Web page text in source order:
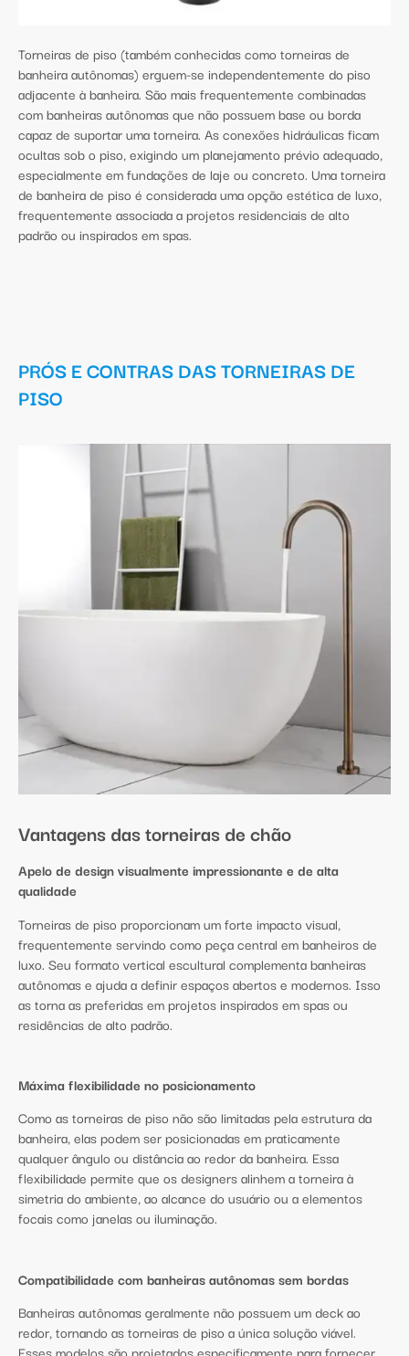
Torneiras de piso (também conhecidas como torneiras de
banheira autônomas) erguem-se independentemente do piso
adjacente à banheira. São mais frequentemente combinadas
com banheiras autônomas que não possuem base ou borda
capaz de suportar uma torneira. As conexões hidráulicas ficam
ocultas sob o piso, exigindo um planejamento prévio adequado,
especialmente em fundações de laje ou concreto. Uma torneira
de banheira de piso é considerada uma opção estética de luxo,
frequentemente associada a projetos residenciais de alto
padrão ou inspirados em spas.
PRÓS E CONTRAS DAS TORNEIRAS DE
PISO
Vantagens das torneiras de chão
Apelo de design visualmente impressionante e de alta
qualidade
Torneiras de piso proporcionam um forte impacto visual,
frequentemente servindo como peça central em banheiros de
luxo. Seu formato vertical escultural complementa banheiras
autônomas e ajuda a definir espaços abertos e modernos. Isso
as torna as preferidas em projetos inspirados em spas ou
residências de alto padrão.
Máxima flexibilidade no posicionamento
Como as torneiras de piso não são limitadas pela estrutura da
banheira, elas podem ser posicionadas em praticamente
qualquer ângulo ou distância ao redor da banheira. Essa
flexibilidade permite que os designers alinhem a torneira à
simetria do ambiente, ao alcance do usuário ou a elementos
focais como janelas ou iluminação.
Compatibilidade com banheiras autônomas sem bordas
Banheiras autônomas geralmente não possuem um deck ao
redor, tornando as torneiras de piso a única solução viável.